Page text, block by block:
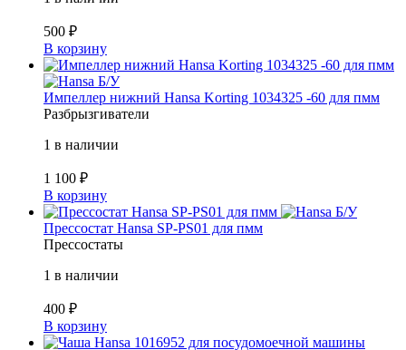
500 ₽
В корзину
Б/У
Импеллер нижний Hansa Korting 1034325 -60 для пмм
Разбрызгиватели
1 в наличии
1 100 ₽
В корзину
Б/У
Прессостат Hansa SP-PS01 для пмм
Прессостаты
1 в наличии
400 ₽
В корзину